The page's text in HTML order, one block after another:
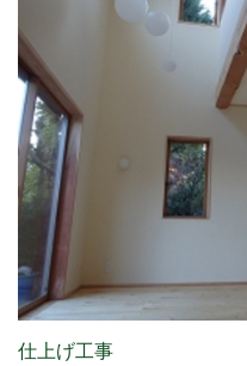
仕上げ工事